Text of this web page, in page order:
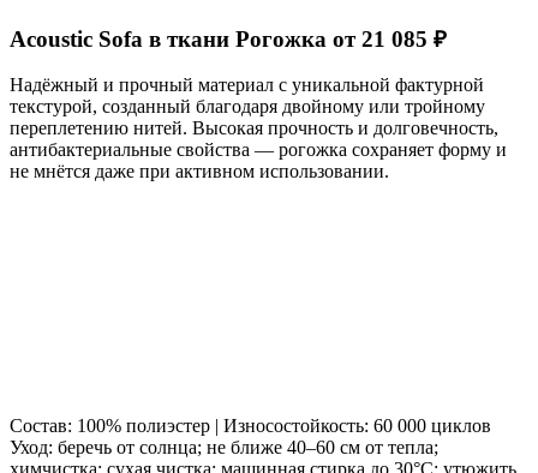
Acoustic Sofa в ткани Рогожка от 21 085 ₽
Надёжный и прочный материал с уникальной фактурной
текстурой, созданный благодаря двойному или тройному
переплетению нитей. Высокая прочность и долговечность,
антибактериальные свойства — рогожка сохраняет форму и
не мнётся даже при активном использовании.
Состав: 100% полиэстер | Износостойкость: 60 000 циклов
Уход: беречь от солнца; не ближе 40–60 см от тепла;